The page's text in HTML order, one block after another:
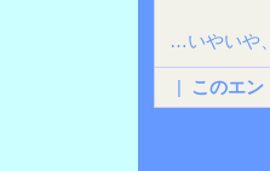
…いやいや
| このエ